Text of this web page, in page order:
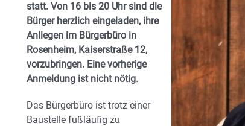
statt. Von 16 bis 20 Uhr sind die
Bürger herzlich eingeladen, ihre
Anliegen im Bürgerbüro in
Rosenheim, Kaiserstraße 12,
vorzubringen. Eine vorherige
Anmeldung ist nicht nötig.
Das Bürgerbüro ist trotz einer
Baustelle fußläufig zu